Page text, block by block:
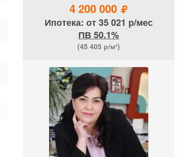
4 200 000
Ипотека: от 35 021 р/мес
ПВ 50.1%
(45 405 р/м²)